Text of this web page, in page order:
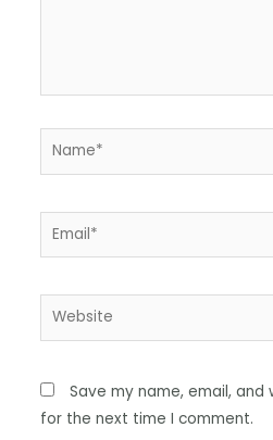
Save my name, email,
for the next time I comment.